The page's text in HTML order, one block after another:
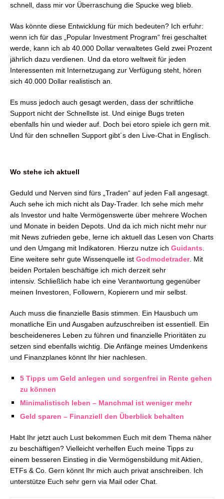
schnell, dass mir vor Überraschung die Spucke weg blieb.
Was könnte diese Entwicklung für mich bedeuten? Ich erfuhr:
wenn ich für das „Popular Investment Program“ frei geschaltet
werde, kann ich ab 40.000 Dollar verwaltetes Geld zwei Prozent
jährlich dazu verdienen. Und da etoro weltweit für jeden
Interessenten mit Internetzugang zur Verfügung steht, hören
sich 40.000 Dollar realistisch an.
Es muss jedoch auch gesagt werden, dass der schriftliche
Support nicht der Schnellste ist. Und einige Bugs treten
ebenfalls hin und wieder auf. Doch bei etoro spiele ich gern mit.
Und für den schnellen Support gibt´s den Live-Chat in Englisch.
Wo stehe ich aktuell
Geduld und Nerven sind fürs „Traden“ auf jeden Fall angesagt.
Auch sehe ich mich nicht als Day-Trader. Ich sehe mich mehr
als Investor und halte Vermögenswerte über mehrere Wochen
und Monate in beiden Depots. Und da ich mich nicht mehr nur
mit News zufrieden gebe, lerne ich aktuell das Lesen von Charts
und den Umgang mit Indikatoren. Hierzu nutze ich Guidants
Eine weitere sehr gute Wissenquelle ist Godmodetrader. Mit
beiden Portalen beschäftige ich mich derzeit sehr
intensiv. Schließlich habe ich eine Verantwortung gegenüber
meinen Investoren, Followern, Kopierern und mir selbst.
Auch muss die finanzielle Basis stimmen. Ein Hausbuch um
monatliche Ein und Ausgaben aufzuschreiben ist essentiell. Ein
bescheideneres Leben zu führen und finanzielle Prioritäten zu
setzen sind ebenfalls wichtig. Die Anfänge meines Umdenkens
und Finanzplanes könnt Ihr hier nachlesen.
5 Tipps um Geld anlegen und sorgenfrei in Rente gehen
zu können
Minimalistisch leben – Manchmal ist weniger mehr
Geld sparen – Finanziell den Überblick behalten
Habt Ihr jetzt auch Lust bekommen Euch mit dem Thema näher
zu beschäftigen? Vielleicht verhelfen Euch meine Tipps zu
einem besseren Einstieg in die Vermögensbildung mit Aktien,
ETFs & Co. Gern könnt Ihr mich auch privat anschreiben. Ich
unterstütze Euch sehr gern via Mail oder Chat.